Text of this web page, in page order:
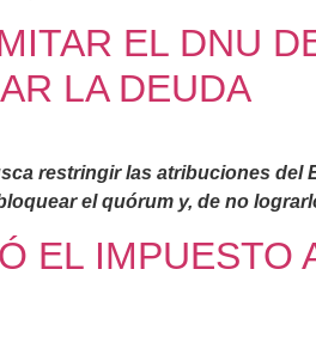
EL DNU
LA DEUDA
restringir las atribuciones
el quórum y, de no
EL IMPUESTO